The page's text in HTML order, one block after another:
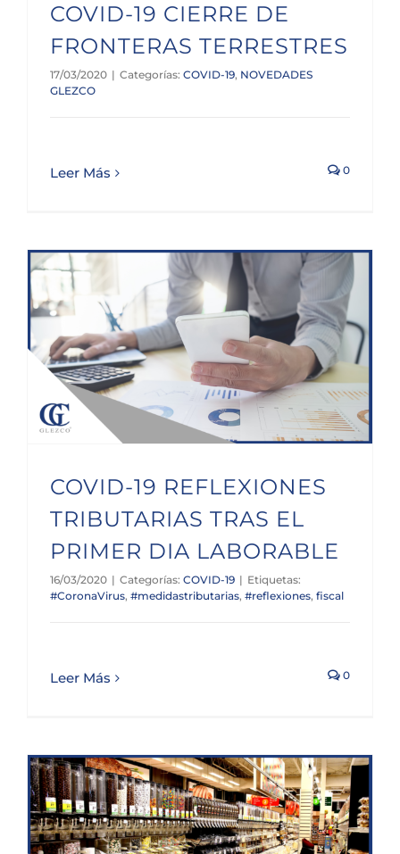
COVID-19 CIERRE DE
FRONTERAS TERRESTRES
17/03/2020 | Categorías: COVID-19, NOVEDADES
GLEZCO
Leer Más 0
COVID-19 REFLEXIONES
TRIBUTARIAS TRAS EL
PRIMER DIA LABORABLE
16/03/2020 | Categorías: COVID-19 | Etiquetas:
#CoronaVirus, #medidastributarias, #reflexiones, fiscal
Leer Más 0